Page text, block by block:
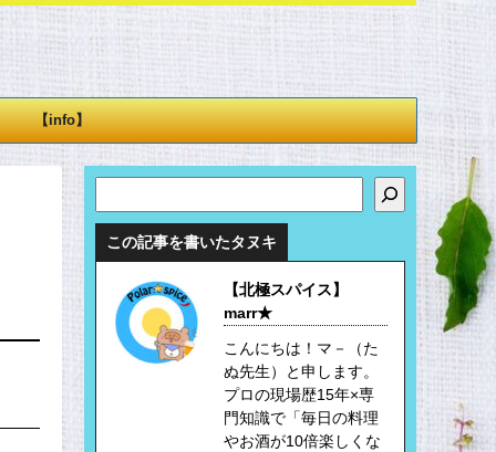
【info】
この記事を書いたタヌキ
【北極スパイス】
marr★
こんにちは！マ－（た
ぬ先生）と申します。
プロの現場歴15年×専
門知識で「毎日の料理
やお酒が10倍楽しくな